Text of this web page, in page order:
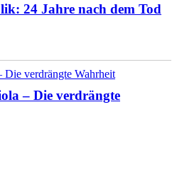
24 Jahre nach dem Tod
– Die verdrängte